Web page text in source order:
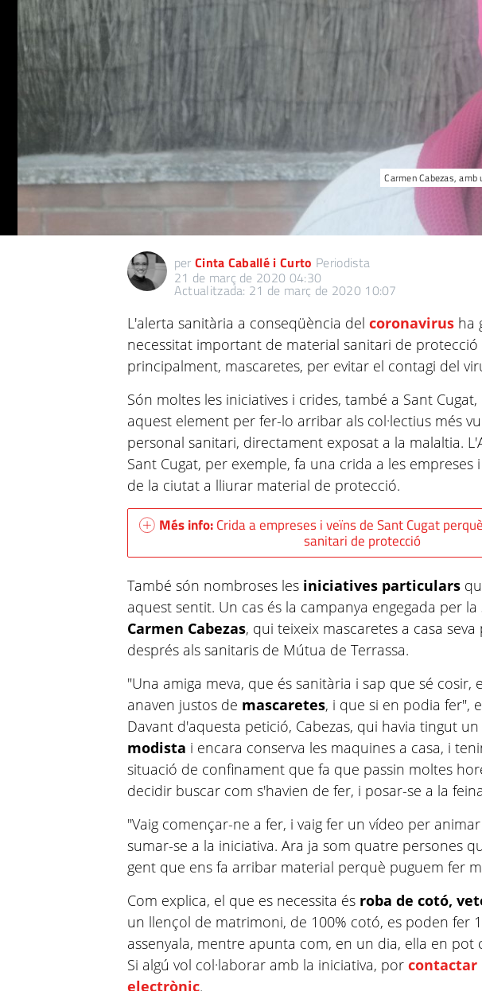
Carmen Cabezas, amb
per Cinta Caballé i Curto Periodista
21 de març de 2020 04:30
Actualitzada: 21 de març de 2020 10:07
L'alerta sanitària a conseqüència delcoronavirus ha
necessitat important de material sanitari de protecció
principalment, mascaretes, per evitar el contagi del
Són moltes les iniciatives i crides, també a Sant
aquest element per fer-lo arribar als col·lectius més
personal sanitari, directament exposat a la malaltia.
Sant Cugat, per exemple, fa una crida a les empreses
de la ciutat a lliurar material de protecció.
Més info:Crida a empreses i veïns de Sant Cugat
sanitari de protecció
També són nombroses les iniciatives particulars
aquest sentit. Un cas és la campanya engegada per
Carmen Cabezas, qui teixeix mascaretes a casa
després als sanitaris de Mútua de Terrassa.
"Una amiga meva, que és sanitària i sap que sé cosir,
anaven justos de mascaretes, i que si en podia fer",
Davant d'aquesta petició, Cabezas, qui havia tingut
modista i encara conserva les maquines a casa, i
situació de confinament que fa que passin moltes
decidir buscar com s'havien de fer, i posar-se a la
"Vaig començar-ne a fer, i vaig fer un vídeo per
sumar-se a la iniciativa. Ara ja som quatre persones
gent que ens fa arribar material perquè puguem fer
Com explica, el que es necessita és roba de cotó,
un llençol de matrimoni, de 100% cotó, es poden fer
assenyala, mentre apunta com, en un dia, ella en pot
Si algú vol col·laborar amb la iniciativa, porcontactar
electrònic.